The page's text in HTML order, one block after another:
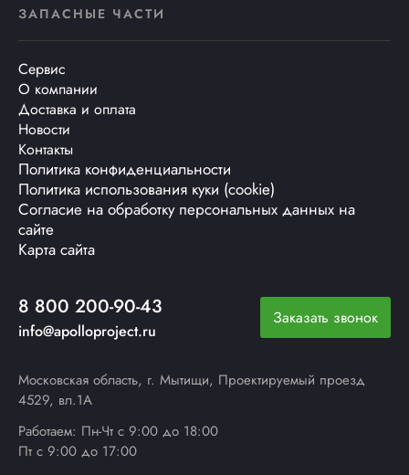
ЗАПАСНЫЕ ЧАСТИ
Сервис
О компании
Доставка и оплата
Новости
Контакты
Политика конфиденциальности
Политика использования куки (cookie)
Согласие на обработку персональных данных на
сайте
Карта сайта
8 800 200-90-43
info@apolloproject.ru
Заказать звонок
Московская область, г. Мытищи, Проектируемый проезд
4529, вл.1А
Работаем: Пн-Чт с 9:00 до 18:00
Пт с 9:00 до 17:00